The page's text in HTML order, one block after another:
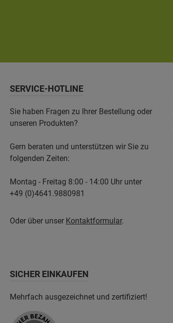
SERVICE-HOTLINE
Sie haben Fragen zu Ihrer Bestellung oder
unseren Produkten?
Gern beraten und unterstützen wir Sie zu
folgenden Zeiten:
Montag - Freitag 8:00 - 14:00 Uhr unter
+49 (0)4641.9880981
Oder über unser Kontaktformular.
SICHER EINKAUFEN
Mehrfach ausgezeichnet und zertifiziert!